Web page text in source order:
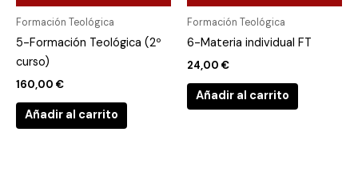
Formación Teológica
5-Formación Teológica (2º
curso)
160,00 €
Añadir al carrito
Formación Teológica
6-Materia individual FT
24,00 €
Añadir al carrito